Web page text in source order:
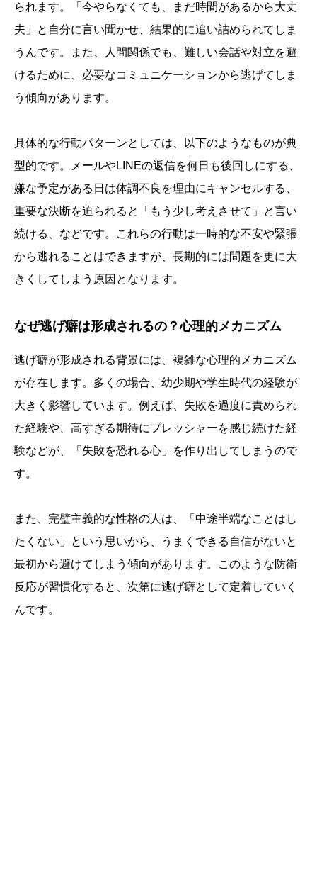
られます。「今やらなくても、まだ時間があるから大丈
夫」と自分に言い聞かせ、結果的に追い詰められてしま
うんです。また、人間関係でも、難しい会話や対立を避
けるために、必要なコミュニケーションから逃げてしま
う傾向があります。
具体的な行動パターンとしては、以下のようなものが典
型的です。メールやLINEの返信を何日も後回しにする、
嫌な予定がある日は体調不良を理由にキャンセルする、
重要な決断を迫られると「もう少し考えさせて」と言い
続ける、などです。これらの行動は一時的な不安や緊張
から逃れることはできますが、長期的には問題を更に大
きくしてしまう原因となります。
なぜ逃げ癖は形成されるの？心理的メカニズム
逃げ癖が形成される背景には、複雑な心理的メカニズム
が存在します。多くの場合、幼少期や学生時代の経験が
大きく影響しています。例えば、失敗を過度に責められ
た経験や、高すぎる期待にプレッシャーを感じ続けた経
験などが、「失敗を恐れる心」を作り出してしまうので
す。
また、完璧主義的な性格の人は、「中途半端なことはし
たくない」という思いから、うまくできる自信がないと
最初から避けてしまう傾向があります。このような防衛
反応が習慣化すると、次第に逃げ癖として定着していく
んです。